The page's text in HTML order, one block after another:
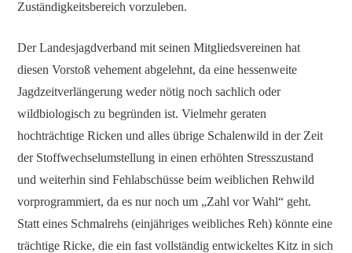
Zuständigkeitsbereich vorzuleben.
Der Landesjagdverband mit seinen Mitgliedsvereinen hat
diesen Vorstoß vehement abgelehnt, da eine hessenweite
Jagdzeitverlängerung weder nötig noch sachlich oder
wildbiologisch zu begründen ist. Vielmehr geraten
hochträchtige Ricken und alles übrige Schalenwild in der Zeit
der Stoffwechselumstellung in einen erhöhten Stresszustand
und weiterhin sind Fehlabschüsse beim weiblichen Rehwild
vorprogrammiert, da es nur noch um „Zahl vor Wahl“ geht.
Statt eines Schmalrehs (einjähriges weibliches Reh) könnte eine
trächtige Ricke, die ein fast vollständig entwickeltes Kitz in sich